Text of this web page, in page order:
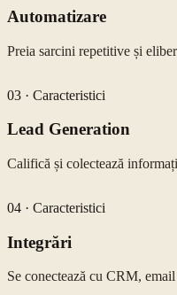
Automatizare
Preia sarcini repetitive și
03 · Caracteristici
Lead Generation
Califică și colectează
04 · Caracteristici
Integrări
Se conectează cu CRM,